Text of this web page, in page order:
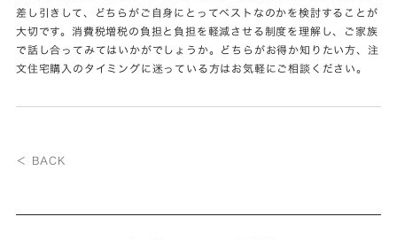
差し引きして、どちらがご自身にとってベストなのかを検討することが
大切です。消費税増税の負担と負担を軽減させる制度を理解し、ご家族
で話し合ってみてはいかがでしょうか。どちらがお得か知りたい方、注
文住宅購入のタイミングに迷っている方はお気軽にご相談ください。
＜ BACK